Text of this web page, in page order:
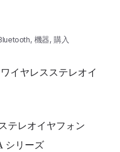
, 機器,購入
イヤレスステレオイ
テレオイヤフォン
シリーズ